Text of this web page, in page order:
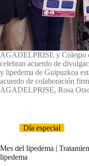
AGADELPRISE y Colegio
celebran acuerdo de
y lipedema de Guipuzkoa
acuerdo de colaboración
AGADELPRISE, Rosa
Día especial
Mes del lipedema |
lipedema